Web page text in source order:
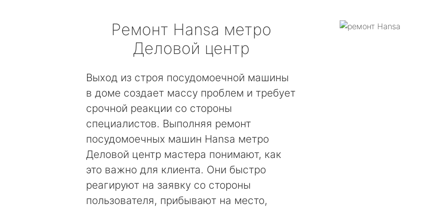
Ремонт Hansa метро
Деловой центр
Выход из строя посудомоечной машины
в доме создает массу проблем и требует
срочной реакции со стороны
специалистов. Выполняя ремонт
посудомоечных машин Hansa метро
Деловой центр мастера понимают, как
это важно для клиента. Они быстро
реагируют на заявку со стороны
пользователя, прибывают на место,